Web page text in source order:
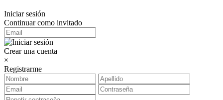
Iniciar sesión
Continuar como invitado
Crear una cuenta
×
Registrarme